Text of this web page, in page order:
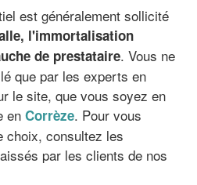
est généralement sollicité
l'immortalisation
de prestataire. Vous ne
que par les experts en
le site, que vous soyez en
en Corrèze. Pour vous
choix, consultez les
par les clients de nos